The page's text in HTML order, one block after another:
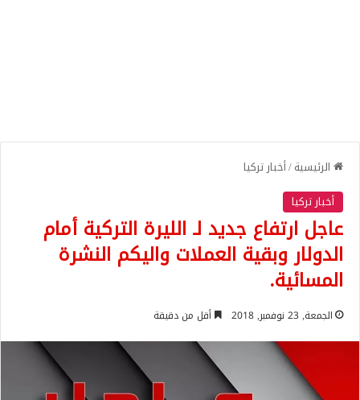
الرئيسية/أخبار تركيا
أخبار تركيا
عاجل ارتفاع جديد لـ الليرة التركية أمام
الدولار وبقية العملات واليكم النشرة
المسائية.
الجمعة, 23 نوفمبر, 2018 أقل من دقيقة